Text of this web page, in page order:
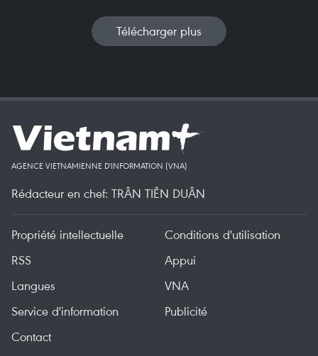
Télécharger plus
AGENCE VIETNAMIENNE D'INFORMATION (VNA)
Rédacteur en chef: TRÂN TIÊN DUÂN
Propriété intellectuelle
Conditions d'utilisation
RSS
Appui
Langues
VNA
Service d'information
Publicité
Contact